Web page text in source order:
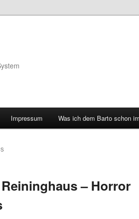
Impressum Was ich dem Barto schon
– Horror